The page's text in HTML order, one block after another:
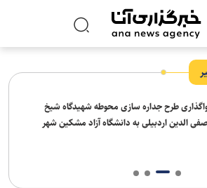
طرح جداره سازی محوطه شهیدگاه شیخ
الدین اردبیلی به دانشگاه آزاد مشکین شهر